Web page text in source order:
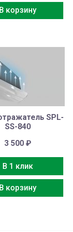
В корзину
SPL-
SS-840
3 500₽
В 1 клик
В корзину